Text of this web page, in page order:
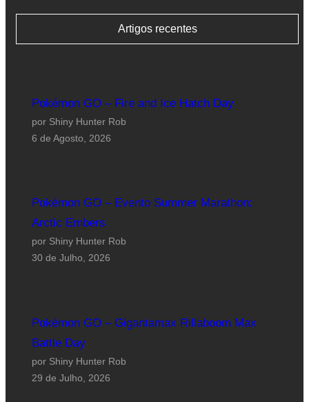
Artigos recentes
Pokémon GO – Fire and Ice Hatch Day
por Shiny Hunter Rob
6 de Agosto, 2026
Pokémon GO – Evento Summer Marathon:
Arctic Embers
por Shiny Hunter Rob
30 de Julho, 2026
Pokémon GO – Gigantamax Rillaboom Max
Battle Day
por Shiny Hunter Rob
29 de Julho, 2026